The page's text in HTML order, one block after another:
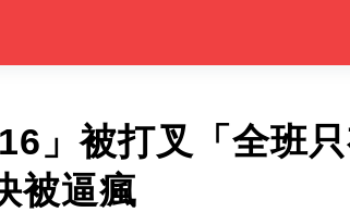
」被打叉「全班
被逼瘋